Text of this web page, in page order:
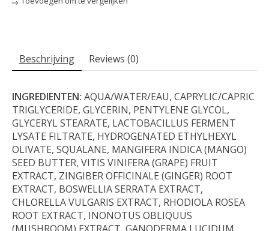
Beschrijving Reviews (0)
INGREDIENTEN: AQUA/WATER/EAU, CAPRYLIC/CAPRIC
TRIGLYCERIDE, GLYCERIN, PENTYLENE GLYCOL,
GLYCERYL STEARATE, LACTOBACILLUS FERMENT
LYSATE FILTRATE, HYDROGENATED ETHYLHEXYL
OLIVATE, SQUALANE, MANGIFERA INDICA (MANGO)
SEED BUTTER, VITIS VINIFERA (GRAPE) FRUIT
EXTRACT, ZINGIBER OFFICINALE (GINGER) ROOT
EXTRACT, BOSWELLIA SERRATA EXTRACT,
CHLORELLA VULGARIS EXTRACT, RHODIOLA ROSEA
ROOT EXTRACT, INONOTUS OBLIQUUS